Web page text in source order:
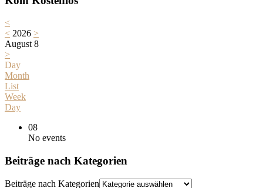
<
< 2026 >
August 8
>
Day
Month
List
Week
Day
08
No events
Beiträge nach Kategorien
Beiträge nach Kategorien